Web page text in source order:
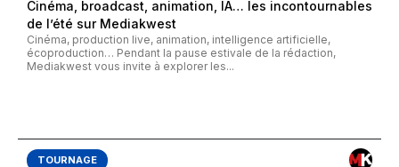
Cinéma, broadcast, animation, IA… les incontournables
de l’été sur Mediakwest
Cinéma, production live, animation, intelligence artificielle,
écoproduction… Pendant la pause estivale de la rédaction,
Mediakwest vous invite à explorer les...
TOURNAGE